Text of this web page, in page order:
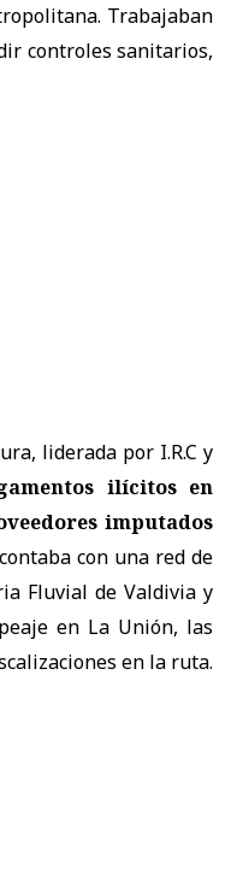
Trabajaban
controles sanitarios,
liderada por I.R.C y
ilícitos en
imputados
con una red de
Fluvial de Valdivia y
en La Unión, las
en la ruta.